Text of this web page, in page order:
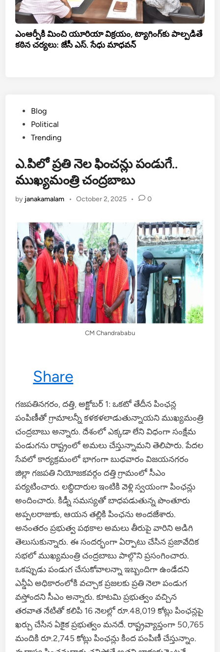
ఎంఆర్పీకి మించి యూరియా విక్రయం, ట్యాగింగ్‌కు పాల్పడితే
కఠిన చర్యలు: జేసీ ఎస్. సేధు మాధవన్
PostedBlog
Political
Trending
ఎ.పిలో ప్రతి నెల ఫించన్లు పండుగే..
ముఖ్యమంత్రి చంద్రబాబు
by janakamalam • October 2, 2025 • 0
CM Chandrababu
Share
గజపతినగరం, దత్తి, అక్టోబర్ 1: ఒకటో తేదీన పింఛన్ల
పంపిణీతో గ్రామాలన్నీ కళకళలాడుతున్నాయని ముఖ్యమంత్రి
చంద్రబాబు అన్నారు. దేశంలో ఎక్కడా లేని విధంగా సంక్షేమ
పండుగను రాష్ట్రంలో అమలు చేస్తున్నామని తెలిపారు. పేదల
సేవలో కార్యక్రమంలో భాగంగా బుధవారం విజయనగరం
జిల్లా గజపతి నియోజకవర్గం దత్తి గ్రామంలో సీఎం
పర్యటించారు. లబ్ధిదారుల ఇంటికి వెళ్లి స్వయంగా పింఛన్లు
అందించారు. కిడ్నీ సమస్యతో బాధపడుతున్న పొంతూరు
అప్పలరాజుకు, ఆయన తల్లికి పింఛను అందజేశారు.
అనంతరం ప్రభుత్వ పథకాల అమలు తీరుపై వారిని అడిగి
తెలుసుకున్నారు. ఈ సందర్భంగా ఏర్పాటు చేసిన ప్రజావేదిక
సభలో ముఖ్యమంత్రి చంద్రబాబు పాల్గొని ప్రసంగించారు.
ఒకప్పుడు పండుగ చేసుకోవాలన్నా ఇబ్బందిగా ఉండేదని
ఎన్డీఏ అధికారంలోకి వచ్చాక ప్రజలకు ప్రతి నెలా పండుగ
వస్తోందని సీఎం అన్నారు. కూటమి ప్రభుత్వం వచ్చిన
తరవాత నేటితో కలిపి 16 నెలల్లో రూ.48,019 కోట్లు పింఛన్లపై
ఖర్చు చేసిన ఏకైక ప్రభుత్వం మనదే. రాష్ట్రవ్యాప్తంగా 50,765
మందికి రూ.2,745 కోట్లు పింఛన్లు కింద పంపిణీ చేస్తున్నాం.